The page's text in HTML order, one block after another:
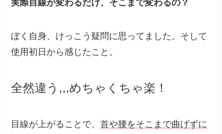
実際目線が変わるだけ、そこまで変わるの？
ぼく自身、けっこう疑問に思ってました。そして
使用初日から感じたこと。
全然違う,,,めちゃくちゃ楽！
目線が上がることで、首や腰をそこまで曲げずに